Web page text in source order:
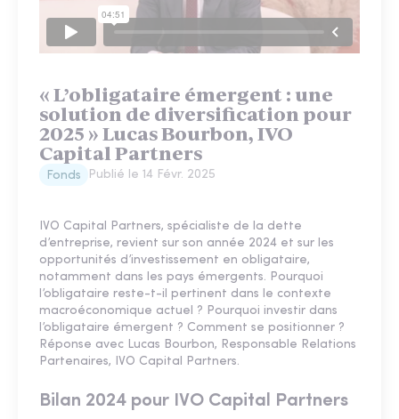
« L’obligataire émergent : une
solution de diversification pour
2025 » Lucas Bourbon, IVO
Capital Partners
Fonds Publié le 14 Févr. 2025
IVO Capital Partners, spécialiste de la dette
d’entreprise, revient sur son année 2024 et sur les
opportunités d’investissement en obligataire,
notamment dans les pays émergents. Pourquoi
l’obligataire reste-t-il pertinent dans le contexte
macroéconomique actuel ? Pourquoi investir dans
l’obligataire émergent ? Comment se positionner ?
Réponse avec Lucas Bourbon, Responsable Relations
Partenaires, IVO Capital Partners.
Bilan 2024 pour IVO Capital Partners